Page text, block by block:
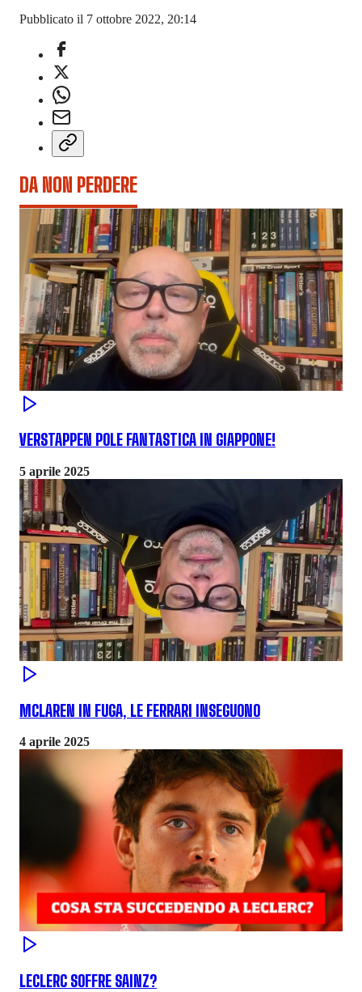
Pubblicato il 7 ottobre 2022, 20:14
DA NON PERDERE
VERSTAPPEN POLE FANTASTICA IN GIAPPONE!
5 aprile 2025
MCLAREN IN FUGA, LE FERRARI INSEGUONO
4 aprile 2025
LECLERC SOFFRE SAINZ?